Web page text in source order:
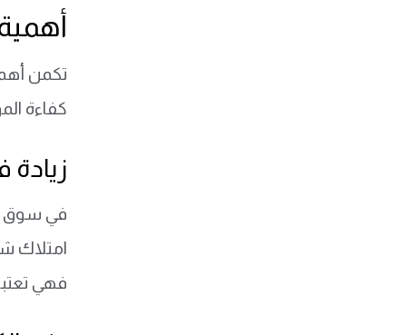
تكمن
كفاءة
في سوق
امتلاك
فهي